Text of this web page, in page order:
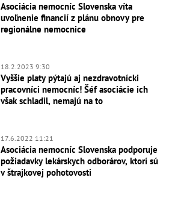
Asociácia nemocníc Slovenska víta
uvoľnenie financií z plánu obnovy pre
regionálne nemocnice
18.2.2023 9:30
Vyššie platy pýtajú aj nezdravotnícki
pracovníci nemocníc! Šéf asociácie ich
však schladil, nemajú na to
17.6.2022 11:21
Asociácia nemocníc Slovenska podporuje
požiadavky lekárskych odborárov, ktorí sú
v štrajkovej pohotovosti